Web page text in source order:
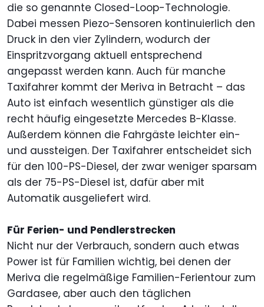
die so genannte Closed-Loop-Technologie.
Dabei messen Piezo-Sensoren kontinuierlich den
Druck in den vier Zylindern, wodurch der
Einspritzvorgang aktuell entsprechend
angepasst werden kann. Auch für manche
Taxifahrer kommt der Meriva in Betracht – das
Auto ist einfach wesentlich günstiger als die
recht häufig eingesetzte Mercedes B-Klasse.
Außerdem können die Fahrgäste leichter ein-
und aussteigen. Der Taxifahrer entscheidet sich
für den 100-PS-Diesel, der zwar weniger sparsam
als der 75-PS-Diesel ist, dafür aber mit
Automatik ausgeliefert wird.
Für Ferien- und Pendlerstrecken
Nicht nur der Verbrauch, sondern auch etwas
Power ist für Familien wichtig, bei denen der
Meriva die regelmäßige Familien-Ferientour zum
Gardasee, aber auch den täglichen